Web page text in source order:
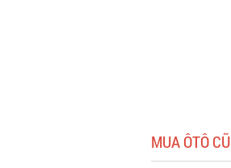
MUA ÔTÔ CŨ